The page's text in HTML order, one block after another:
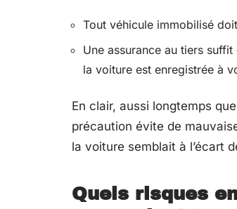
Tout véhicule immobilisé
Une assurance au tiers
la voiture est enregistrée à
En clair, aussi longtemps
précaution évite de
la voiture semblait à l’écart
Quels risques